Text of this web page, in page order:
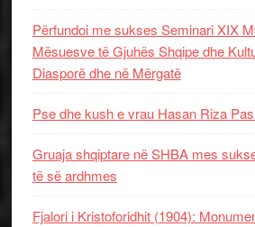
Përfundoi me sukses Seminari XIX
Mësuesve të Gjuhës Shqipe dhe
Diasporë dhe në Mërgatë
Pse dhe kush e vrau Hasan Riza
Gruaja shqiptare në SHBA mes
të së ardhmes
Fjalori i Kristoforidhit (1904):